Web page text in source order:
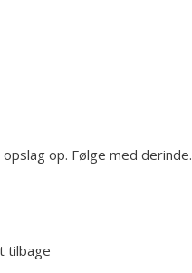
op. Følge med derinde.
tilbage